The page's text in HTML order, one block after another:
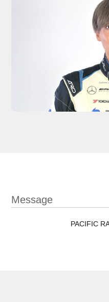
Message
PACIFIC